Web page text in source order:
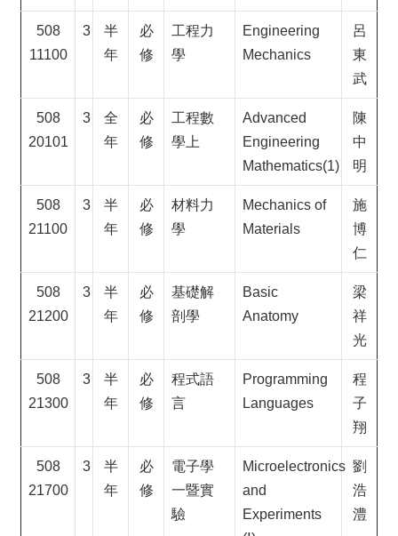
508
11100
3
半
年
必
修
工程力
學
Engineering
Mechanics
呂
東
武
508
20101
3
全
年
必
修
工程數
學上
Advanced
Engineering
Mathematics(1)
陳
中
明
508
21100
3
半
年
必
修
材料力
學
Mechanics of
Materials
施
博
仁
508
21200
3
半
年
必
修
基礎解
剖學
Basic
Anatomy
梁
祥
光
508
21300
3
半
年
必
修
程式語
言
Programming
Languages
程
子
翔
508
21700
3
半
年
必
修
電子學
一暨實
驗
Microelectronics
and
Experiments
劉
浩
澧